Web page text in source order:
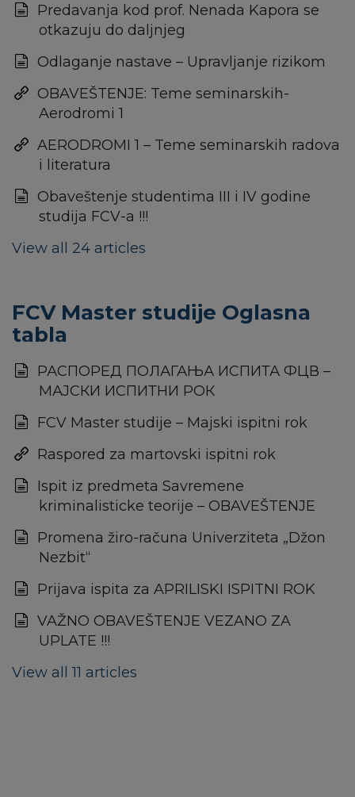
Predavanja kod prof. Nenada Kapora se
otkazuju do daljnjeg
Odlaganje nastave – Upravljanje rizikom
OBAVEŠTENJE: Teme seminarskih-
Aerodromi 1
AERODROMI 1 – Teme seminarskih radova
i literatura
Obaveštenje studentima III i IV godine
studija FCV-a !!!
View all 24 articles
FCV Master studije Oglasna
tabla
РАСПОРЕД ПОЛАГАЊА ИСПИТА ФЦВ –
МАЈСКИ ИСПИТНИ РОК
FCV Master studije – Majski ispitni rok
Raspored za martovski ispitni rok
Ispit iz predmeta Savremene
kriminalisticke teorije – OBAVEŠTENJE
Promena žiro-računa Univerziteta „Džon
Nezbit“
Prijava ispita za APRILISKI ISPITNI ROK
VAŽNO OBAVEŠTENJE VEZANO ZA
UPLATE !!!
View all 11 articles